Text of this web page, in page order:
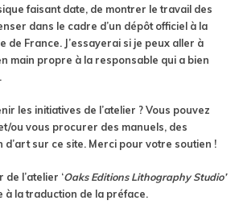
faisant date, de montrer le travail des
dans le cadre d’un dépôt officiel à la
de France. J’essayerai si je peux aller à
main propre à la responsable qui a bien
les initiatives de l’atelier ? Vous pouvez
ou vous procurer des manuels, des
d’art sur ce site. Merci pour votre soutien !
l’atelier ‘Oaks Editions Lithography Studio’
à la traduction de la préface.